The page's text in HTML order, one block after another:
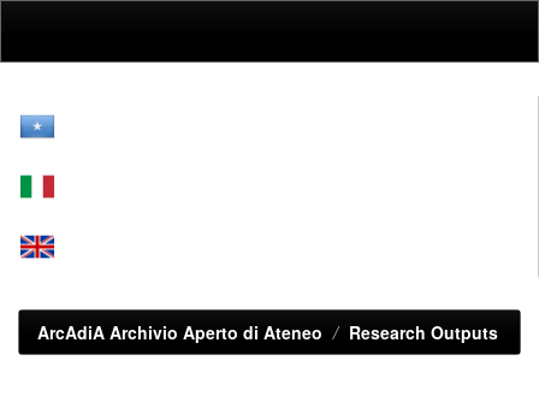
ArcAdiA Archivio Aperto di Ateneo Research Outputs